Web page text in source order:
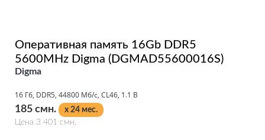
Оперативная память 16Gb DDR5
5600MHz Digma (DGMAD55600016S)
Digma
16 Гб, DDR5, 44800 Мб/с, CL46, 1.1 В
185 смн.
x 24 мес.
Цена 3 401 смн.